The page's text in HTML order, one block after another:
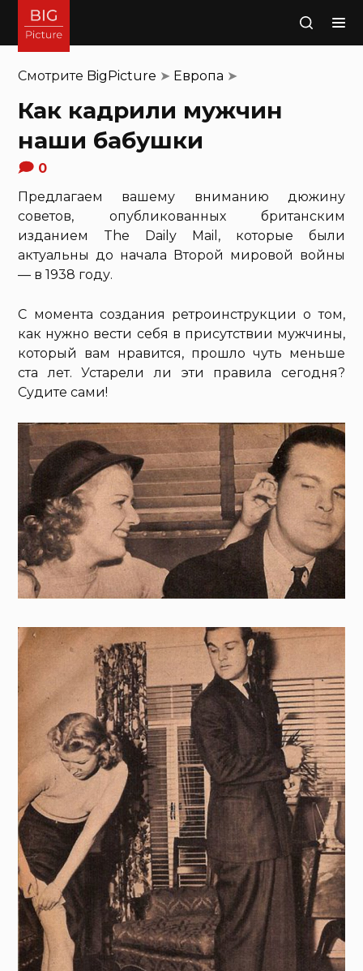
Поиск
Смотрите BigPicture ➤ Европа ➤
Как кадрили мужчин
наши бабушки
0
Предлагаем вашему вниманию дюжину
советов, опубликованных британским
изданием The Daily Mail, которые были
актуальны до начала Второй мировой войны
— в 1938 году.
С момента создания ретроинструкции о том,
как нужно вести себя в присутствии мужчины,
который вам нравится, прошло чуть меньше
ста лет. Устарели ли эти правила сегодня?
Судите сами!